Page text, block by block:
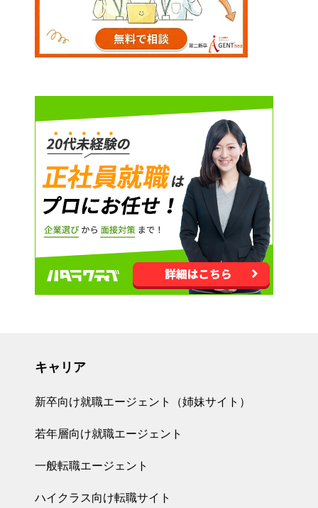
キャリア
新卒向け就職エージェント（姉妹サイト）
若年層向け就職エージェント
一般転職エージェント
ハイクラス向け転職サイト